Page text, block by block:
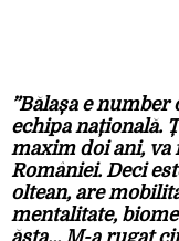
”Bălașa e number
echipa națională.
maxim doi ani, va
României. Deci
oltean, are
mentalitate,